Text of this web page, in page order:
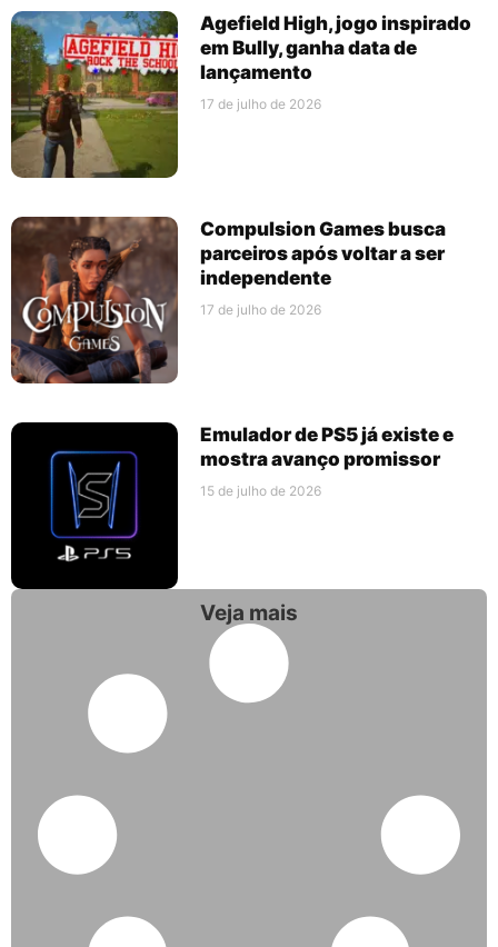
Agefield High, jogo inspirado
em Bully, ganha data de
lançamento
17 de julho de 2026
Compulsion Games busca
parceiros após voltar a ser
independente
17 de julho de 2026
Emulador de PS5 já existe e
mostra avanço promissor
15 de julho de 2026
Veja mais